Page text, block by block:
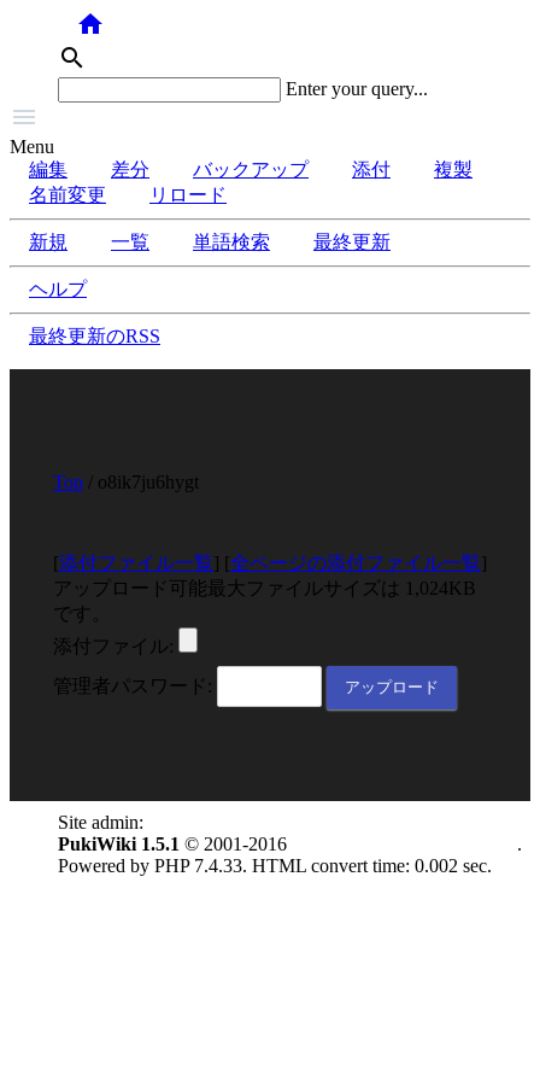
home
search
Enter your query...

Menu
編集
差分 バックアップ 添付
複製
名前変更
リロード
新規 一覧 単語検索 最終更新
ヘルプ
最終更新のRSS
Top / o8ik7ju6hygt
[添付ファイル一覧] [全ページの添付ファイル一覧]
アップロード可能最大ファイルサイズは 1,024KB
です。
添付ファイル:
管理者パスワード:
Site admin:
PukiWiki 1.5.1 © 2001-2016
.
Powered by PHP 7.4.33. HTML convert time: 0.002 sec.